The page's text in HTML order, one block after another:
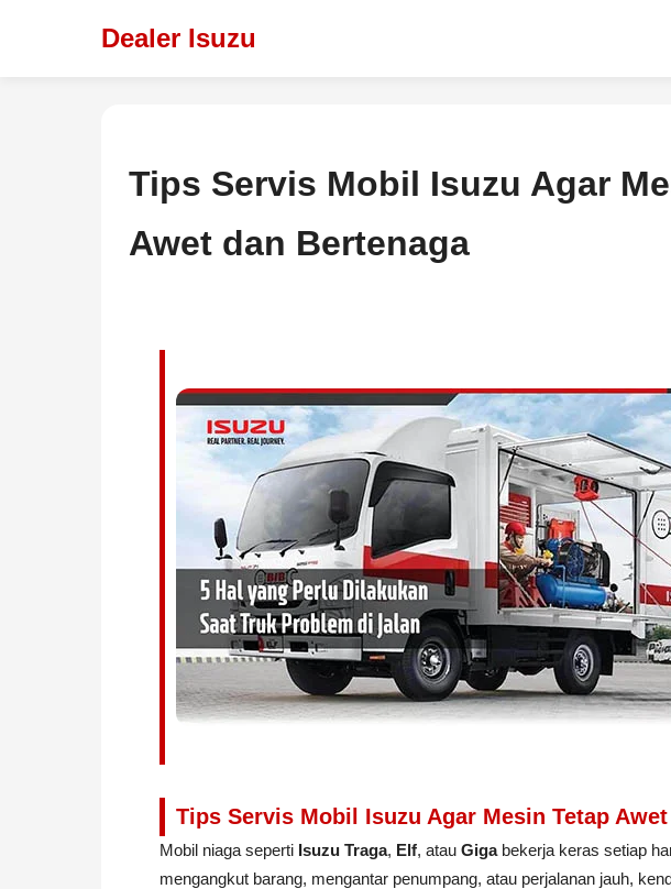
Dealer Isuzu
Tips Servis Mobil Isuzu Agar
Awet dan Bertenaga
Tips Servis Mobil Isuzu Agar Mesin Tetap
Mobil niaga seperti Isuzu Traga, Elf, atau Gigabekerja keras setiap
mengangkut barang, mengantar penumpang, atau perjalanan jauh,